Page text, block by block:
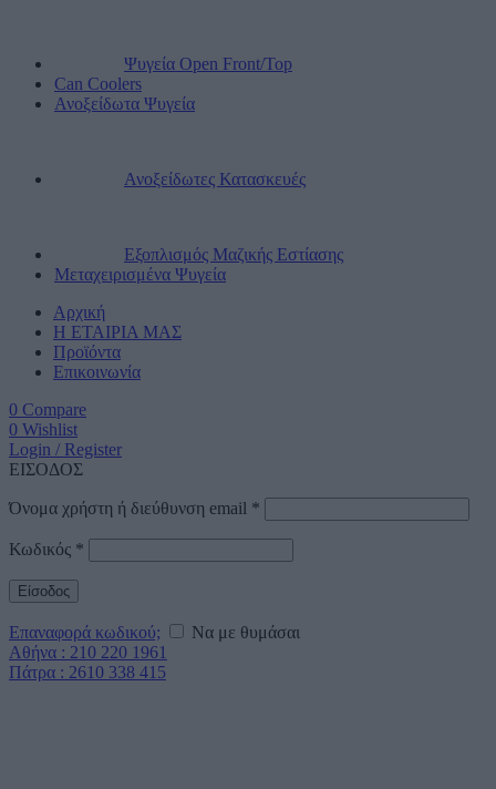
Ψυγεία Open Front/Top
Can Coolers
Ανοξείδωτα Ψυγεία
Ανοξείδωτες Κατασκευές
Εξοπλισμός Μαζικής Εστίασης
Μεταχειρισμένα Ψυγεία
Αρχική
Η ΕΤΑΙΡΙΑ ΜΑΣ
Προϊόντα
Επικοινωνία
0 Compare
0 Wishlist
Login / Register
ΕΙΣΟΔΟΣ
Όνομα χρήστη ή διεύθυνση email *
Κωδικός *
Είσοδος
Επαναφορά κωδικού;
Να με θυμάσαι
Αθήνα : 210 220 1961
Πάτρα : 2610 338 415